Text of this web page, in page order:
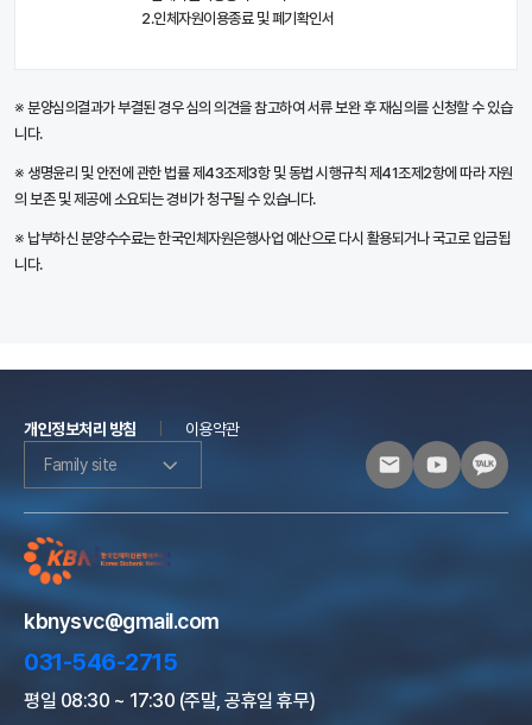
2.인체자원이용종료 및 폐기확인서
※ 분양심의결과가 부결된 경우 심의 의견을 참고하여 서류 보완 후 재심의를 신청할 수 있습
니다.
※ 생명윤리 및 안전에 관한 법률 제43조제3항 및 동법 시행규칙 제41조제2항에 따라 자원
의 보존 및 제공에 소요되는 경비가 청구될 수 있습니다.
※ 납부하신 분양수수료는 한국인체자원은행사업 예산으로 다시 활용되거나 국고로 입금됩
니다.
개인정보처리 방침
이용약관
Family site
kbnysvc@gmail.com
031-546-2715
평일 08:30 ~ 17:30 (주말, 공휴일 휴무)